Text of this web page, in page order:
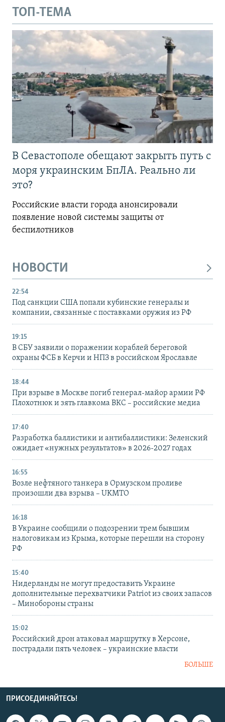
ТОП-ТЕМА
В Севастополе обещают закрыть путь с
моря украинским БпЛА. Реально ли
это?
Российские власти города анонсировали
появление новой системы защиты от
беспилотников
НОВОСТИ
22:54
Под санкции США попали кубинские генералы и
компании, связанные с поставками оружия из РФ
19:15
В СБУ заявили о поражении кораблей береговой
охраны ФСБ в Керчи и НПЗ в российском Ярославле
18:44
При взрыве в Москве погиб генерал-майор армии РФ
Плохотнюк и зять главкома ВКС – российские медиа
17:40
Разработка баллистики и антибаллистики: Зеленский
ожидает «нужных результатов» в 2026-2027 годах
16:55
Возле нефтяного танкера в Ормузском проливе
произошли два взрыва – UKMTO
16:18
В Украине сообщили о подозрении трем бывшим
налоговикам из Крыма, которые перешли на сторону
РФ
15:40
Нидерланды не могут предоставить Украине
дополнительные перехватчики Patriot из своих запасов
– Минобороны страны
15:02
Российский дрон атаковал маршрутку в Херсоне,
пострадали пять человек – украинские власти
БОЛЬШЕ
ПРИСОЕДИНЯЙТЕСЬ!